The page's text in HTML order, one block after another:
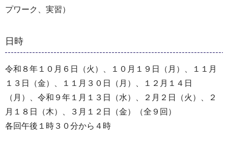
プワーク、実習）
日時
令和８年１０月６日（火）、１０月１９日（月）、１１月
１３日（金）、１１月３０日（月）、１２月１４日
（月）、令和９年１月１３日（水）、２月２日（火）、２
月１８日（木）、３月１２日（金）（全９回）
各回午後１時３０分から４時